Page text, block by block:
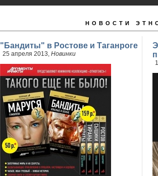
НОВОСТИ
"Бандиты" в Ростове и Таганроге
25 апреля 2013, Новинки